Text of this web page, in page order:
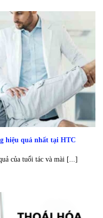
hiệu quả nhất tại HTC
của tuổi tác và mài [...]